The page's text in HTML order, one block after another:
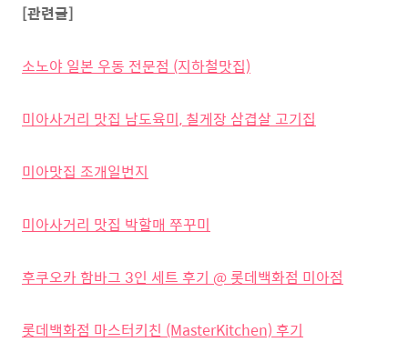
[관련글]
소노야 일본 우동 전문점 (지하철맛집)
미아사거리 맛집 남도육미, 칠게장 삼겹살 고기집
미아맛집 조개일번지
미아사거리 맛집 박할매 쭈꾸미
후쿠오카 함바그 3인 세트 후기 @ 롯데백화점 미아점
롯데백화점 마스터키친 (MasterKitchen) 후기